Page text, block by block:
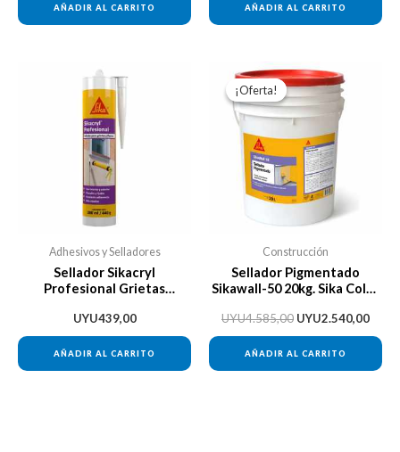
AÑADIR AL CARRITO AÑADIR AL CARRITO
Adhesivos y Selladores
Sellador Sikacryl
Profesional Grietas
UYU439,00
AÑADIR AL CARRITO
¡Oferta!
¡Oferta!
Construcción
Sellador Pigmentado
Sikawall-50 20kg. Sika Color
UYU4.585,00
El
precio
original
era:
UYU4.585,00.
UYU2.540,00
AÑADIR AL CARRITO